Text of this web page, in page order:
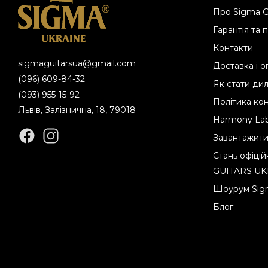
sigmaguitarsua@gmail.com
(096) 609-84-32
(093) 955-15-92
Львів, Залізнична, 18, 79018
Про Sigma
Гарантія та
Контакти
Доставка і
Як стати
Політика
Harmony
Завантажити
Стань
GUITARS
Шоурум
Блог